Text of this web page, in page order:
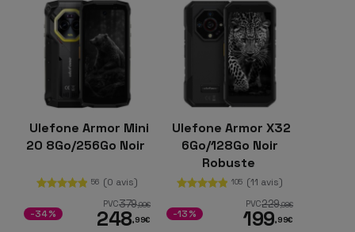
Ulefone Armor Mini
20 8Go/256Go Noir
56 (0 avis)
PVC379,99€
248,99€
-34%
Ulefone Armor X32
6Go/128Go Noir
Robuste
105 (11 avis)
PVC229,98€
199,99€
-13%